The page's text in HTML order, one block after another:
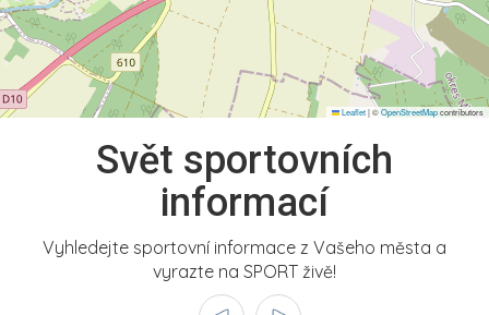
Leaflet|©OpenStreetMapcontributors
Svět sportovních
informací
Vyhledejte sportovní informace z Vašeho města a
vyrazte na SPORT živě!